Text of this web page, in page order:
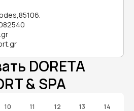
DORETA
& SPA
10 11 12 13 14